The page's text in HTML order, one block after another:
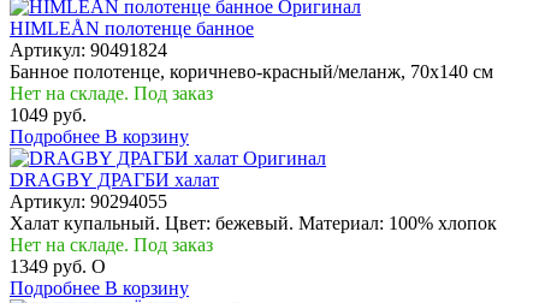
Оригинал
HIMLEÅN полотенце банное
Артикул: 90491824
Банное полотенце, коричнево-красный/меланж, 70x140 см
Нет на складе. Под заказ
1049 руб.
Подробнее В корзину
Оригинал
DRAGBY ДРАГБИ халат
Артикул: 90294055
Халат купальный. Цвет: бежевый. Материал: 100% хлопок
Нет на складе. Под заказ
1349 руб. O
Подробнее В корзину